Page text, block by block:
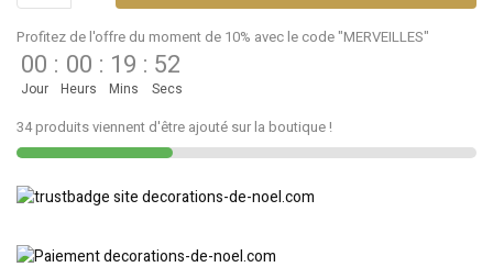
Profitez de l'offre du moment de 10% avec le code "MERVEILLES"
00
Jour
: 00
Heurs
: 19
Mins
: 52
Secs
34 produits viennent d'être ajouté sur la boutique !